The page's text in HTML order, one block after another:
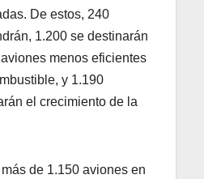
De estos, 240
1.200 se destinarán
menos eficientes
y 1.190
el crecimiento de la
de 1.150 aviones en